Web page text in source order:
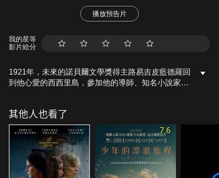
播放預告片
我的星等
影片給分
1921年，未來的諾貝爾文學獎得主路易吉皮藍德羅回
到他心愛的西西里島，參加他的導師、知名小說家兼
程讓他直面過去，推動他創作出代表作《六個尋找作
者的劇中人》，將在二十世紀的戲劇界掀起一場全球
革命。
其他人也看了
7.6